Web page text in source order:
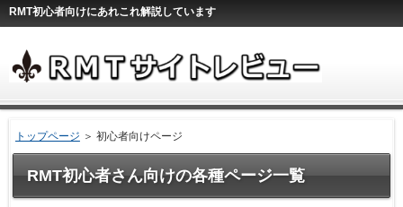
RMT初心者向けにあれこれ解説しています
トップページ ＞ 初心者向けページ
RMT初心者さん向けの各種ページ一覧